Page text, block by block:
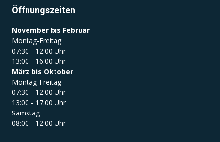
Öffnungszeiten
November bis Februar
Montag-Freitag
07:30 - 12:00 Uhr
13:00 - 16:00 Uhr
März bis Oktober
Montag-Freitag
07:30 - 12:00 Uhr
13:00 - 17:00 Uhr
Samstag
08:00 - 12:00 Uhr